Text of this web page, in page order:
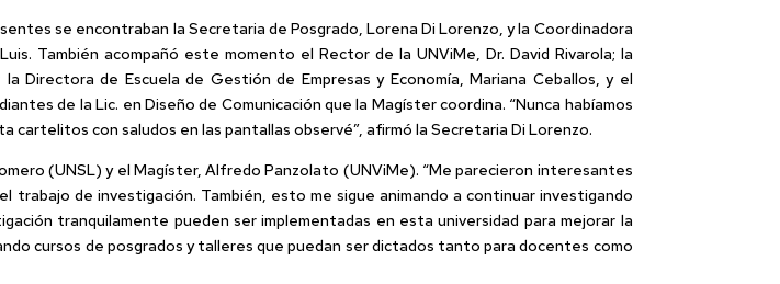
se encontraban la Secretaria de Posgrado, Lorena Di Lorenzo, y la Coordinadora
También acompañó este momento el Rector de la UNViMe, Dr. David Rivarola; la
Directora de Escuela de Gestión de Empresas y Economía, Mariana Ceballos, y el
de la Lic. en Diseño de Comunicación que la Magíster coordina. “Nunca habíamos
con saludos en las pantallas observé”, afirmó la Secretaria Di Lorenzo.
(UNSL) y el Magíster, Alfredo Panzolato (UNViMe). “Me parecieron interesantes
trabajo de investigación. También, esto me sigue animando a continuar investigando
tranquilamente pueden ser implementadas en esta universidad para mejorar la
cursos de posgrados y talleres que puedan ser dictados tanto para docentes como